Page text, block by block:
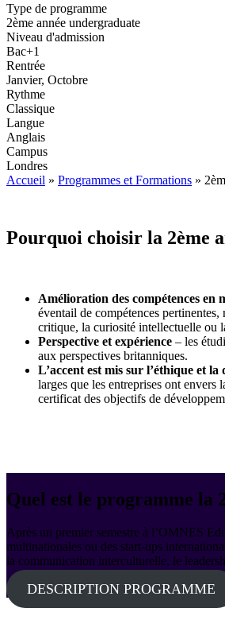
Type de programme
2ème année undergraduate
Niveau d'admission
Bac+1
Rentrée
Janvier, Octobre
Rythme
Classique
Langue
Anglais
Campus
Londres
Accueil » Programmes et Formations »
Pourquoi choisir la 2ème
Amélioration des compétences en
éventail de compétences
critique, la curiosité intellectuelle ou
Perspective et expérience – les
aux perspectives britanniques.
L’accent est mis sur l’éthique et
larges que les entreprises ont envers
certificat des objectifs de
Quel est le programme la
Après un premier semestre à l’OMNES
multinationales ou des start-ups
la communication interculturelle, le
DESCRIPTION PROGRAMME